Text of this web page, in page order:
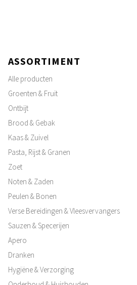
ASSORTIMENT
Alle producten
Groenten & Fruit
Ontbijt
Brood & Gebak
Kaas & Zuivel
Pasta, Rijst & Granen
Zoet
Noten & Zaden
Peulen & Bonen
Verse Bereidingen & Vleesvervangers
Sauzen & Specerijen
Apero
Dranken
Hygiëne & Verzorging